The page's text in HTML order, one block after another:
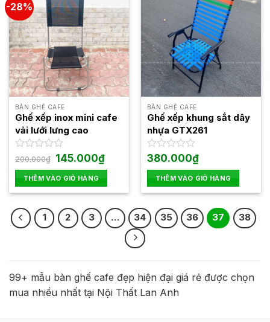
-28%
BÀN GHẾ CAFE
Ghế xếp inox mini cafe
vải lưới lưng cao
Được
hạng
0
5
200.000₫ Giá
gốc
là:
200.000₫.
145.000₫Giá
hiện
tại
là:
145.000₫.
THÊM VÀO GIỎ HÀNG
BÀN GHẾ CAFE
Ghế xếp khung sắt dây
nhựa GTX261
Được
hạng
0
5
380.000₫
THÊM VÀO GIỎ HÀNG
1 2 3 … 34 35 36 37 38
99+ mẫu bàn ghế cafe đẹp hiện đại giá rẻ được chọn
mua nhiều nhất tại Nội Thất Lan Anh